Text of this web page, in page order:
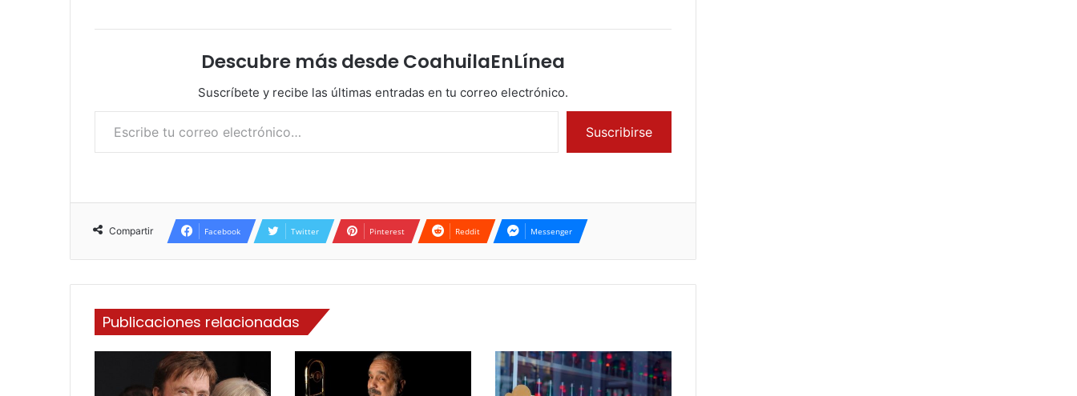
Descubre más desde CoahuilaEnLínea
Suscríbete y recibe las últimas entradas en tu correo electrónico.
Escribe tu correo electrónico…
Suscribirse
Compartir Facebook Twitter Pinterest Reddit Messenger
Publicaciones relacionadas